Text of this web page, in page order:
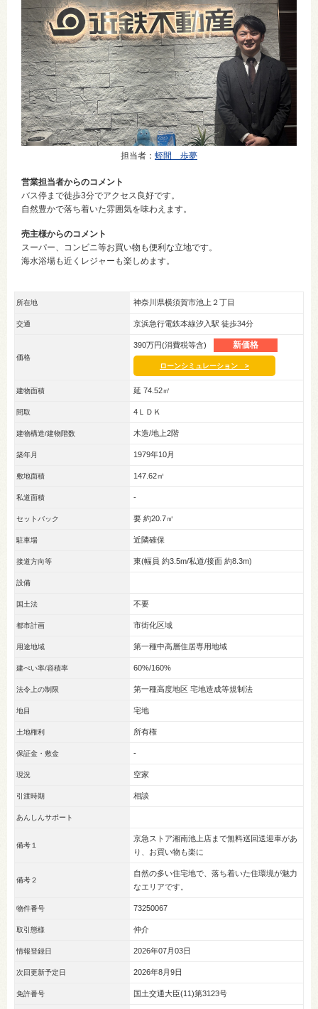
担当者 ： 蛭間 歩夢
営業担当者からのコメント
バス停まで徒歩3分でアクセス良好です。
自然豊かで落ち着いた雰囲気を味わえます。
売主様からのコメント
スーパー、コンビニ等お買い物も便利な立地です。
海水浴場も近くレジャーも楽しめます。
所在地 神奈川県横須賀市池上２丁目
交通 京浜急行電鉄本線汐入駅 徒歩34分
価格
390万円(消費税等含) 新価格
ローンシミュレーション >
建物面積 延 74.52㎡
間取 4ＬＤＫ
建物構造/建物階数 木造/地上2階
築年月 1979年10月
敷地面積 147.62㎡
私道面積 -
セットバック 要 約20.7㎡
駐車場 近隣確保
接道方向等 東(幅員 約3.5m/私道/接面 約8.3m)
設備
国土法 不要
都市計画 市街化区域
用途地域 第一種中高層住居専用地域
建ぺい率/容積率 60%/160%
法令上の制限 第一種高度地区 宅地造成等規制法
地目 宅地
土地権利 所有権
保証金・敷金 -
現況 空家
引渡時期 相談
あんしんサポート
備考１
京急ストア湘南池上店まで無料巡回送迎車があ
り、お買い物も楽に
備考２
自然の多い住宅地で、落ち着いた住環境が魅力
なエリアです。
物件番号 73250067
取引態様 仲介
情報登録日 2026年07月03日
次回更新予定日 2026年8月9日
免許番号 国土交通大臣(11)第3123号